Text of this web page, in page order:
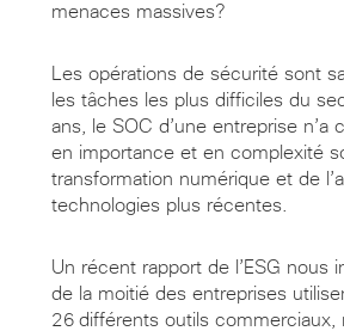
menaces massives?
Les opérations de sécurité sont
les tâches les plus difficiles du
ans, le SOC d’une entreprise n’a
en importance et en complexité
transformation numérique et de
technologies plus récentes.
Un récent rapport de l’ESG nous
de la moitié des entreprises
26 différents outils commerciaux,